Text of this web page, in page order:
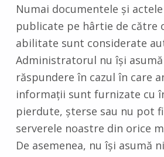
Numai documentele și
publicate pe hârtie de către
abilitate sunt considerate
Administratorul nu își
răspundere în cazul în care
informații sunt furnizate cu
pierdute, șterse sau nu pot
serverele noastre din orice
De asemenea, nu își asumă